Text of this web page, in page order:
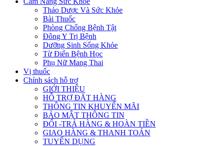
Thảo Dược Và Sức Khỏe
Bài Thuốc
Phòng Chống Bệnh Tật
Đông Y Trị Bệnh
Dưỡng Sinh Sống Khỏe
Từ Điển Bệnh Học
Phụ Nữ Mang Thai
Vị thuốc
Chính sách hỗ trợ
GIỚI THIỆU
HỖ TRỢ ĐẶT HÀNG
THÔNG TIN KHUYẾN MÃI
BẢO MẬT THÔNG TIN
ĐỔI -TRẢ HÀNG & HOÀN TIỀN
GIAO HÀNG & THANH TOÁN
TUYỂN DỤNG